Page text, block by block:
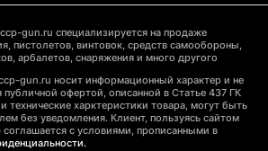
gun.ru специализируется на продаже
пистолетов, винтовок, средств самообороны,
арбалетов, снаряжения и много другого
gun.ru носит информационный характер и не
публичной офертой, описанной в Статье 437 ГК
технические харктеристики товара, могут быть
без уведомления. Клиент, пользуясь сайтом
с условиями, прописанными в